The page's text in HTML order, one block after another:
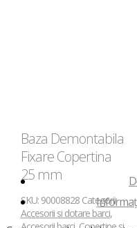
Baza Demontabila
Fixare Copertina
25 mm
SKU: 90008828 Categorii:
Accesorii si dotare barci,